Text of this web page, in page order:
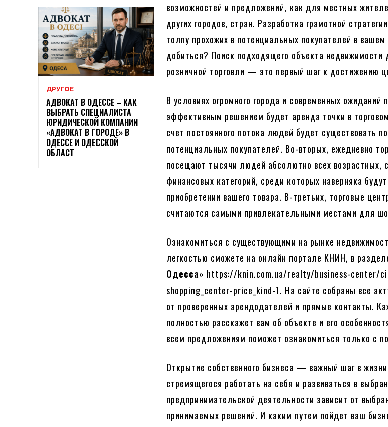
ДРУГОЕ
АДВОКАТ В ОДЕССЕ – КАК
ВЫБРАТЬ СПЕЦИАЛИСТА
ЮРИДИЧЕСКОЙ КОМПАНИИ
«АДВОКАТ В ГОРОДЕ» В
ОДЕССЕ И ОДЕССКОЙ
ОБЛАСТ
возможностей и предложений, как для местных
других городов, стран. Разработка грамотной
толпу прохожих в потенциальных покупателей в вашем
добиться? Поиск подходящего объекта недвижимости
розничной торговли — это первый шаг к достижению
В условиях огромного города и современных ожиданий
эффективным решением будет аренда точки в
счет постоянного потока людей будет существовать
потенциальных покупателей. Во-вторых, ежедневно
посещают тысячи людей абсолютно всех возрастных,
финансовых категорий, среди которых наверняка
приобретении вашего товара. В-третьих, торговые
считаются самыми привлекательными местами для
Ознакомиться с существующими на рынке
легкостью сможете на онлайн портале КНИН, в
Одесса» https://knin.com.ua/realty/business-center/
shopping_center-price_kind-1. На сайте собраны все
от проверенных арендодателей и прямые контакты.
полностью расскажет вам об объекте и его
всем предложениям поможет ознакомиться только с
Открытие собственного бизнеса — важный шаг в
стремящегося работать на себя и развиваться в
предпринимательской деятельности зависит от
принимаемых решений. И каким путем пойдет ваш